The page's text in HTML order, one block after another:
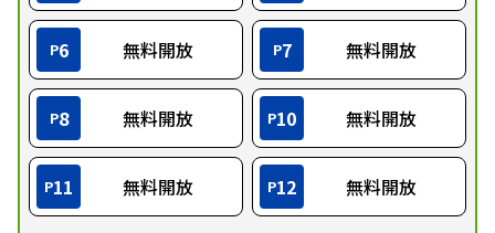
P6 無料開放 P7 無料開放
P8 無料開放 P10 無料開放
P11 無料開放 P12 無料開放